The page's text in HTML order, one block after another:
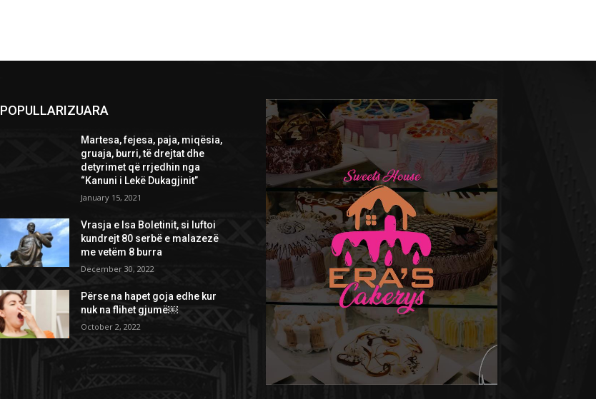
POPULLARIZUARA
Martesa, fejesa, paja, miqësia,
gruaja, burri, të drejtat dhe
detyrimet që rrjedhin nga
“Kanuni i Lekë Dukagjinit”
January 15, 2021
Vrasja e Isa Boletinit, si luftoi
kundrejt 80 serbë e malazezë
me vetëm 8 burra
December 30, 2022
Përse na hapet goja edhe kur
nuk na flihet gjumë￼
October 2, 2022